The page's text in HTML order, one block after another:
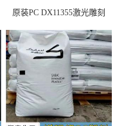
原装PC DX11355激光雕刻